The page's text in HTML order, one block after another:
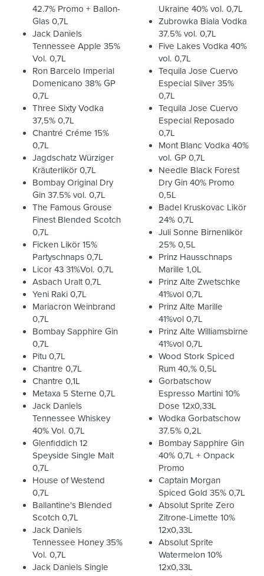
42.7% Promo + Ballon-
Glas 0,7L
Jack Daniels
Tennessee Apple 35%
Vol. 0,7L
Ron Barcelo Imperial
Domenicano 38% GP
0,7L
Three Sixty Vodka
37,5% 0,7L
Chantré Créme 15%
0,7L
Jagdschatz Würziger
Kräuterlikör 0,7L
Bombay Original Dry
Gin 37.5% vol. 0,7L
The Famous Grouse
Finest Blended Scotch
0,7L
Ficken Likör 15%
Partyschnaps 0,7L
Licor 43 31%Vol. 0,7L
Asbach Uralt 0,7L
Yeni Raki 0,7L
Mariacron Weinbrand
0,7L
Bombay Sapphire Gin
0,7L
Pitu 0,7L
Chantre 0,7L
Chantre 0,1L
Metaxa 5 Sterne 0,7L
Jack Daniels
Tennessee Whiskey
40% Vol. 0,7L
Glenfiddich 12
Speyside Single Malt
0,7L
House of Westend
0,7L
Ballantine's Blended
Scotch 0,7L
Jack Daniels
Tennessee Honey 35%
Vol. 0,7L
Jack Daniels Single
Ukraine 40% vol. 0,7L
Zubrowka Biala Vodka
37.5% vol. 0,7L
Five Lakes Vodka 40%
vol. 0,7L
Tequila Jose Cuervo
Especial Silver 35%
0,7L
Tequila Jose Cuervo
Especial Reposado
0,7L
Mont Blanc Vodka 40%
vol. GP 0,7L
Needle Black Forest
Dry Gin 40% Promo
0,5L
Badel Kruskovac Likör
24% 0,7L
Juli Sonne Birnenlikör
25% 0,5L
Prinz Hausschnaps
Marille 1,0L
Prinz Alte Zwetschke
41%vol 0,7L
Prinz Alte Marille
41%vol 0,7L
Prinz Alte Williamsbirne
41%vol 0,7L
Wood Stork Spiced
Rum 40,% 0,5L
Gorbatschow
Espresso Martini 10%
Dose 12x0,33L
Wodka Gorbatschow
37.5% 0,2L
Bombay Sapphire Gin
40% 0,7L + Onpack
Promo
Captain Morgan
Spiced Gold 35% 0,7L
Absolut Sprite Zero
Zitrone-Limette 10%
12x0,33L
Absolut Sprite
Watermelon 10%
12x0,33L